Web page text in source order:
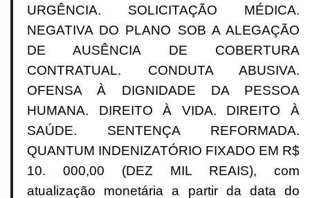
URGÊNCIA. SOLICITAÇÃO MÉDICA.
NEGATIVA DO PLANO SOB A ALEGAÇÃO
DE AUSÊNCIA DE COBERTURA
CONTRATUAL. CONDUTA ABUSIVA.
OFENSA À DIGNIDADE DA PESSOA
HUMANA. DIREITO À VIDA. DIREITO À
SAÚDE. SENTENÇA REFORMADA.
QUANTUM INDENIZATÓRIO FIXADO EM R$
10. 000,00 (DEZ MIL REAIS), com
atualização monetária a partir da data do